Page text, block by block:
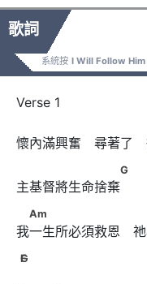
歌詞
系統按 I Will Follow Him
懷內滿興奮　尋著了
G
G
主基督將生命捨棄
Am　　　　　　　
Am
我一生所必須救恩　
FG
F
G